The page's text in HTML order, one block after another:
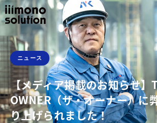
ニュース
【メディア掲載のお知らせ】
OWNER（ザ・オーナー）に
り上げられました！